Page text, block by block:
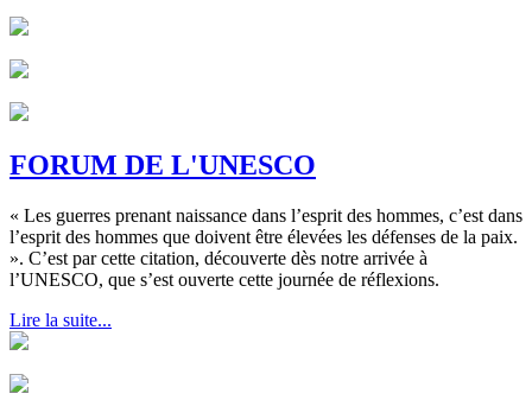
FORUM DE L'UNESCO
« Les guerres prenant naissance dans l’esprit des hommes, c’est dans
l’esprit des hommes que doivent être élevées les défenses de la paix.
». C’est par cette citation, découverte dès notre arrivée à
l’UNESCO, que s’est ouverte cette journée de réflexions.
Lire la suite...